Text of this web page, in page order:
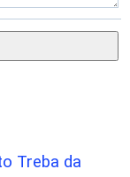
Treba da